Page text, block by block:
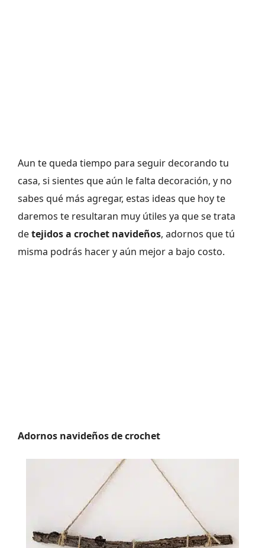
Aun te queda tiempo para seguir decorando tu
casa, si sientes que aún le falta decoración, y no
sabes qué más agregar, estas ideas que hoy te
daremos te resultaran muy útiles ya que se trata
detejidos a crochet navideños, adornos que tú
misma podrás hacer y aún mejor a bajo costo.
Adornos navideños de crochet